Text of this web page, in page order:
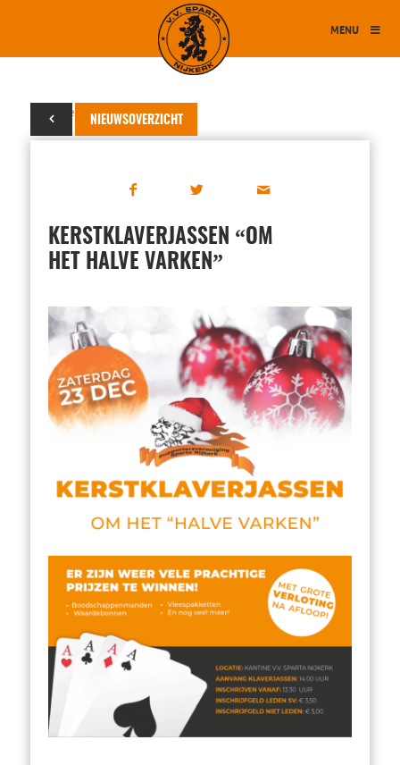
MENU
NIEUWSOVERZICHT
06 december 2023
KERSTKLAVERJASSEN “OM
HET HALVE VARKEN ”